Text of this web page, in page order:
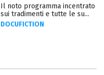
Il noto programma incentrato
sui tradimenti e tutte le su...
DOCUFICTION